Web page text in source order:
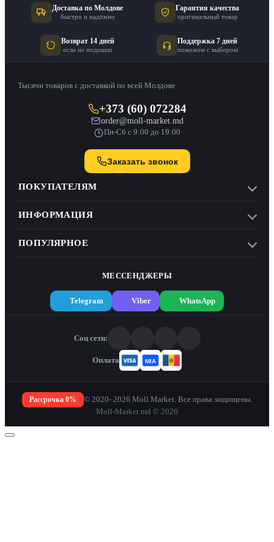
Доставка по Молдове
быстро и надёжно
Гарантия качества
оригинальный товар
Возврат 14 дней
если не подошло
Поддержка 7 дней
поможем с выбором
Тысячи товаров с доставкой по всей Молдове
+373 (60) 072284
order@moll-market.md
Пн-Сб с 9:00 до 19:00
Заказать звонок
ПОКУПАТЕЛЯМ
ИНФОРМАЦИЯ
ПОПУЛЯРНОЕ
МЕССЕНДЖЕРЫ
Telegram Viber WhatsApp
Соц сети:
Оплата
Рассрочка 0%
© 2020–2026 Moll Market. Все права защищены.
Moll-Market.md © 2026